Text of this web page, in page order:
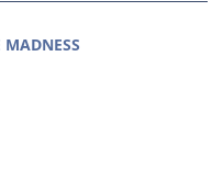
MADNESS